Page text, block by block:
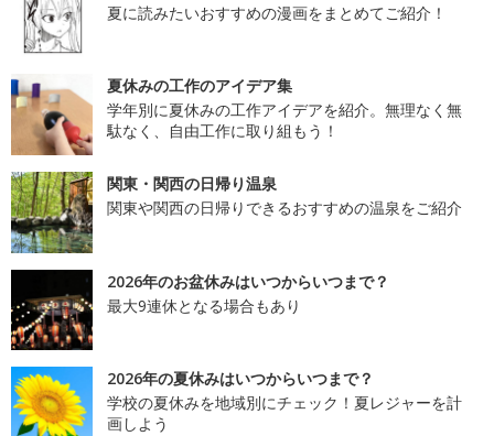
夏に読みたいおすすめの漫画をまとめてご紹介！
夏休みの工作のアイデア集
学年別に夏休みの工作アイデアを紹介。無理なく無
駄なく、自由工作に取り組もう！
関東・関西の日帰り温泉
関東や関西の日帰りできるおすすめの温泉をご紹介
2026年のお盆休みはいつからいつまで？
最大9連休となる場合もあり
2026年の夏休みはいつからいつまで？
学校の夏休みを地域別にチェック！夏レジャーを計
画しよう